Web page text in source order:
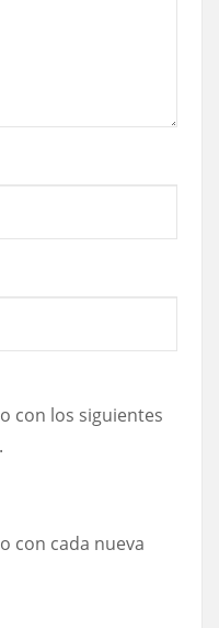
con los siguientes
con cada nueva